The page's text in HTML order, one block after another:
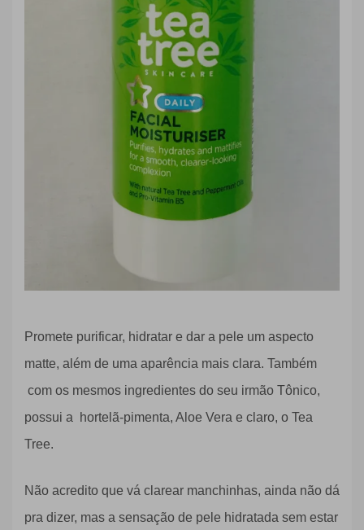
Promete purificar, hidratar e dar a pele um aspecto
matte, além de uma aparência mais clara. Também
com os mesmos ingredientes do seu irmão Tônico,
possui a hortelã-pimenta, Aloe Vera e claro, o Tea
Tree.
Não acredito que vá clarear manchinhas, ainda não dá
pra dizer, mas a sensação de pele hidratada sem estar